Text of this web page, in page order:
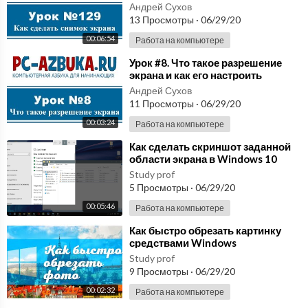
Google+:https://goo.gl/qlutRF
Videoforums.ru:http://videoforums.ru/forumdisplay.php?f=13
Форум Provegas:http://provegas.ru/forum/forumdisplay.php?
f=62
******************************************************
Подключайтесь к партнерке AIR:http://join.air.io/office
Подключайтесь к партнерке ScaleLab:http://scalelab.com/appl
y?referral=61981
******************************************************
На канале выложен обучающий курс по видео монтажу. Рассказ
ывается о функциональных возможностях программы Sony Veg
as Pro, на примере 13 версии. Канал повествует о тонкостях вид
ео монтажа и "подводных камнях", как например авторские прав
а на контент. Здесь выложены различные инструменты, которые
посвятят Вас в закулисье спецэффектов и помогут научиться мо
нтировать разнообразный материал
*****************************************************
Самые популярные видео уроки:
Основы монтажа:https://www.youtube.com/watch?v=0OJibsZ
00:06:54
Андрей Сухов
13 Просмотры · 06/29/20
Работа на компьютере
00:03:24
⁣Урок #8. Что такое разрешение
экрана и как его настроить
Андрей Сухов
11 Просмотры · 06/29/20
Работа на компьютере
00:05:46
⁣Как сделать скриншот заданной
области экрана в Windows 10
Study prof
5 Просмотры · 06/29/20
Работа на компьютере
00:02:32
⁣Как быстро обрезать картинку
средствами Windows
Study prof
9 Просмотры · 06/29/20
Работа на компьютере